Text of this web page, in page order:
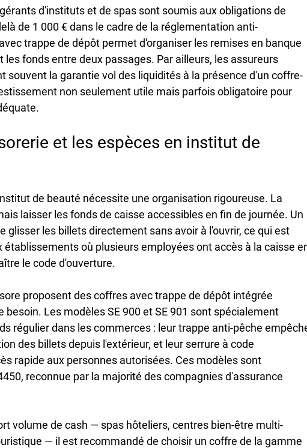
d'instituts et de spas sont soumis aux obligations de
de 1 000 € dans le cadre de la réglementation anti-
trappe de dépôt permet d'organiser les remises en banque
fonds entre deux passages. Par ailleurs, les assureurs
souvent la garantie vol des liquidités à la présence d'un coffre-
non seulement utile mais parfois obligatoire pour
et les espèces en institut de
de beauté nécessite une organisation rigoureuse. La
laisser les fonds de caisse accessibles en fin de journée. Un
glisser les billets directement sans avoir à l'ouvrir, ce qui est
où plusieurs employées ont accès à la caisse
le code d'ouverture.
proposent des coffres avec trappe de dépôt intégrée
Les modèles SE 900 et SE 901 sont spécialement
régulier dans les commerces : leur trappe anti-pêche
des billets depuis l'extérieur, et leur serrure à code
rapide aux personnes autorisées. Ces modèles sont
reconnue par la majorité des compagnies d'assurance
volume de cash — spas hôteliers, centres bien-être multi-
— il est recommandé de choisir un coffre de la gamme